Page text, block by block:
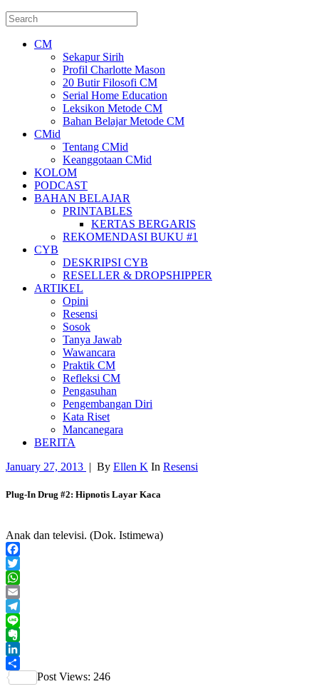
CM
Sekapur Sirih
Profil Charlotte Mason
20 Butir Filosofi CM
Serial Home Education
Leksikon Metode CM
Bahan Belajar Metode CM
CMid
Tentang CMid
Keanggotaan CMid
KOLOM
PODCAST
BAHAN BELAJAR
PRINTABLES
KERTAS BERGARIS
REKOMENDASI BUKU #1
CYB
DESKRIPSI CYB
RESELLER & DROPSHIPPER
ARTIKEL
Opini
Resensi
Sosok
Tanya Jawab
Wawancara
Praktik CM
Refleksi CM
Pengasuhan
Pengembangan Diri
Kata Riset
Mancanegara
BERITA
January 27, 2013 | By Ellen K In Resensi
Plug-In Drug #2: Hipnotis Layar Kaca
Anak dan televisi. (Dok. Istimewa)
Facebook
Twitter
WhatsApp
Email
Telegram
Line
Evernote
LinkedIn
Share
Post Views: 246